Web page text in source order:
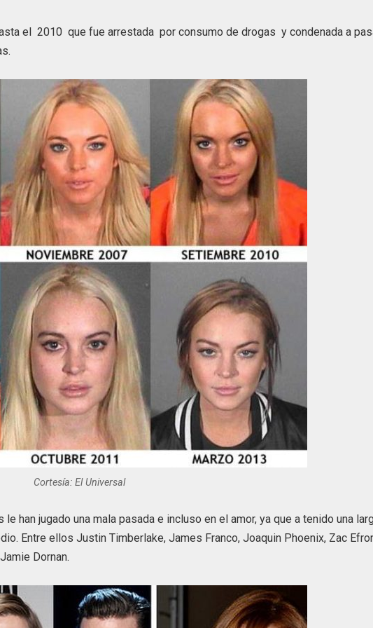
el 2010 que fue arrestada por consumo de drogas y condenada a
Cortesía: El Universal
han jugado una mala pasada e incluso en el amor, ya que a tenido una
Entre ellos Justin Timberlake, James Franco, Joaquin Phoenix, Zac
Dornan.